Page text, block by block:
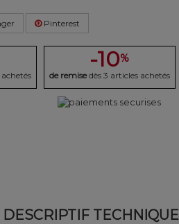
Pinterest
-10%
de remise dès 3 articles achetés
DESCRIPTIF TECHNIQUE